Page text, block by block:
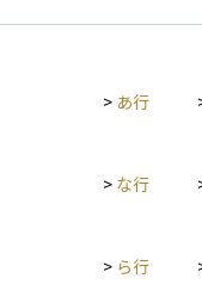
ときや、物価上昇（
トが減り、利益拡
ともあります。 ただし、利下げを長期間続けたり過剰に行った
そのため、中央銀
や将来のインフレリ
> あ行
> な行
> ら行